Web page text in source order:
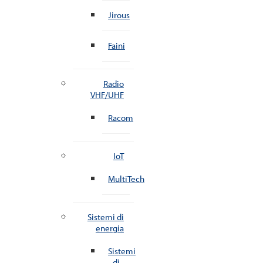
Jirous
Faini
Radio
VHF/UHF
Racom
IoT
MultiTech
Sistemi di
energia
Sistemi